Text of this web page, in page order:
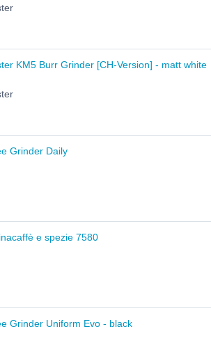
KM5 Burr Grinder [CH-Version] - matt white
Grinder Daily
e spezie 7580
Grinder Uniform Evo - black